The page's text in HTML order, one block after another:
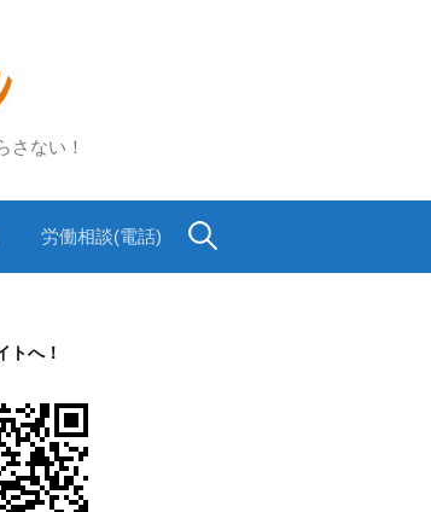
ない！
労働相談(電話) 検
トへ！